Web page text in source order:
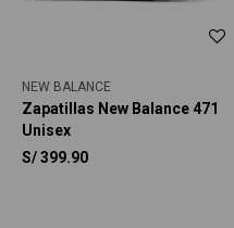
NEW BALANCE
Zapatillas New Balance 471
Unisex
S/399.90